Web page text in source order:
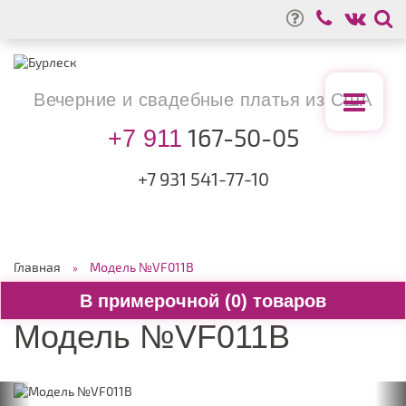
0
Вечерние и свадебные платья из США
+7 911 167-50-05
+7 931 541-77-10
Главная Модель №VF011B
Модель №VF011B